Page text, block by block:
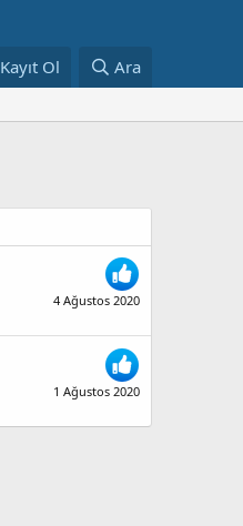
Kayıt Ol Ara
4 Ağustos 2020
1 Ağustos 2020